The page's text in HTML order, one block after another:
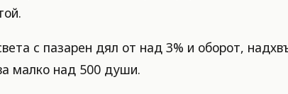
с пазарен дял от над 3% и оборот,
малко над 500 души.